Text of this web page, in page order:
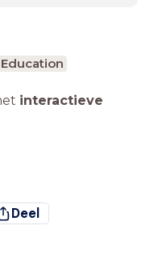
interactieve
Deel